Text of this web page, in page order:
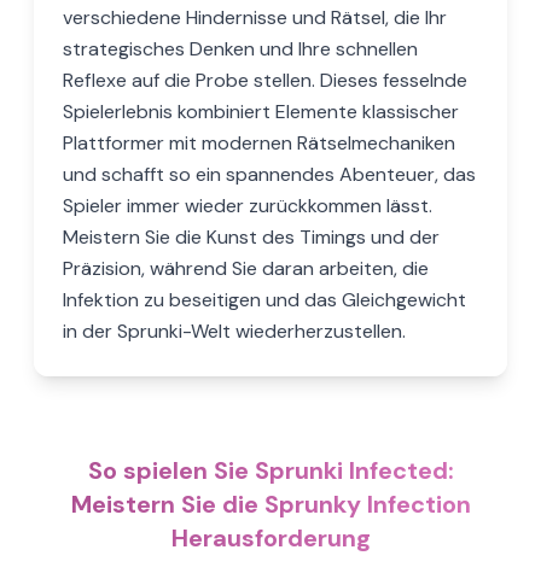
verschiedene Hindernisse und Rätsel, die Ihr
strategisches Denken und Ihre schnellen
Reflexe auf die Probe stellen. Dieses fesselnde
Spielerlebnis kombiniert Elemente klassischer
Plattformer mit modernen Rätselmechaniken
und schafft so ein spannendes Abenteuer, das
Spieler immer wieder zurückkommen lässt.
Meistern Sie die Kunst des Timings und der
Präzision, während Sie daran arbeiten, die
Infektion zu beseitigen und das Gleichgewicht
in der Sprunki-Welt wiederherzustellen.
So spielen Sie Sprunki Infected:
Meistern Sie die Sprunky Infection
Herausforderung